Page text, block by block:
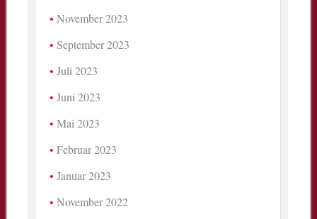
November 2023
September 2023
Juli 2023
Juni 2023
Mai 2023
Februar 2023
Januar 2023
November 2022